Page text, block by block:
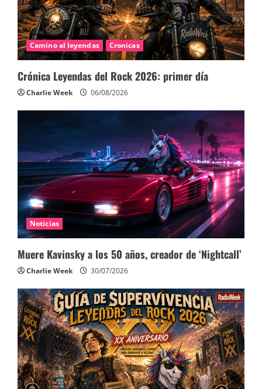
Camino al leyendas Cronicas
Crónica Leyendas del Rock 2026: primer día
Charlie Week 06/08/2026
Noticias
Muere Kavinsky a los 50 años, creador de ‘Nightcall’
Charlie Week 30/07/2026